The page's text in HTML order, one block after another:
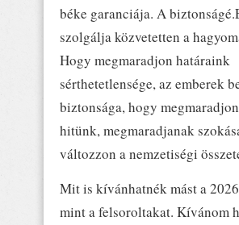
béke garanciája. A
szolgálja közvetetten a
Hogy megmaradjon határaink
sérthetetlensége, az emberek
biztonsága, hogy
hitünk, megmaradjanak
változzon a nemzetiségi
Mit is kívánhatnék mást a
mint a felsoroltakat. Kívánom